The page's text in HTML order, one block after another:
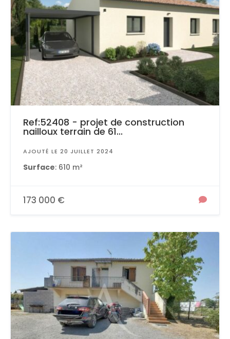
Ref:52408 - projet de construction
nailloux terrain de 61...
AJOUTÉ LE 20 JUILLET 2024
Surface: 610 m²
173 000 €